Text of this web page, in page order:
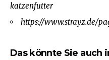
katzenfutter
https://www.strayz.de/
Das könnte Sie auch